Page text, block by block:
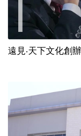
遠見‧天下文化創